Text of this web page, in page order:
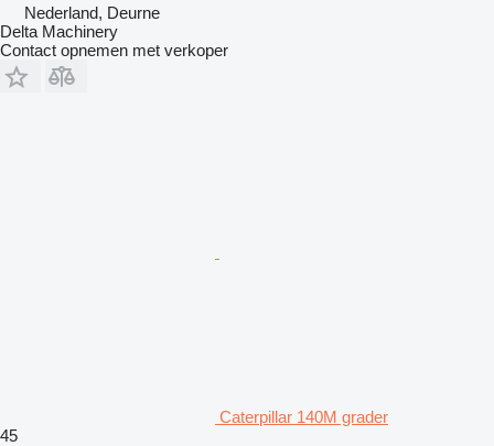
Nederland, Deurne
Delta Machinery
Contact opnemen met verkoper
Caterpillar 140M grader
45